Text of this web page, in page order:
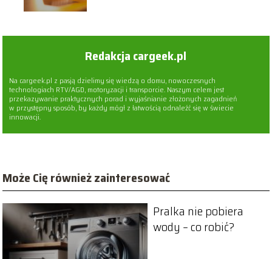
Redakcja cargeek.pl
Na cargeek.pl z pasją dzielimy się wiedzą o domu, nowoczesnych
technologiach RTV/AGD, motoryzacji i transporcie. Naszym celem jest
przekazywanie praktycznych porad i wyjaśnianie złożonych zagadnień
w przystępny sposób, by każdy mógł z łatwością odnaleźć się w świecie
innowacji.
Może Cię również zainteresować
Pralka nie pobiera
wody – co robić?